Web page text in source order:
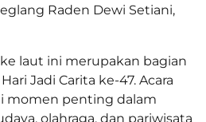
Raden Dewi Setiani,
laut ini merupakan bagian
Jadi Carita ke-47. Acara
momen penting dalam
olahraga, dan pariwisata